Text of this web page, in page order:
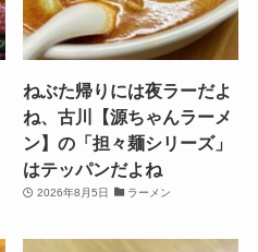
ねぶた帰りには夜ラーだよ
ね、古川【源ちゃんラーメ
ン】の「担々麺シリーズ」
はテッパンだよね
2026年8月5日 ラーメン